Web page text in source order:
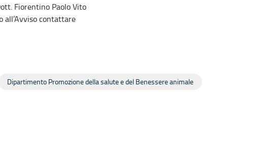
Fiorentino Paolo Vito
all’Avviso contattare
Dipartimento Promozione della salute e del Benessere animale